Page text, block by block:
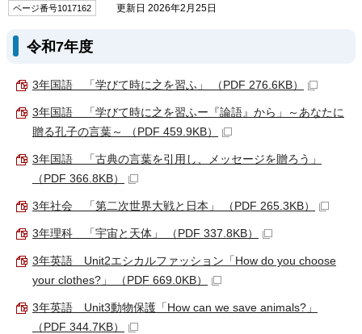
ページ番号1017162 更新日 2026年2月25日
令和7年度
3年国語 「学びて時に之を習ふ」 （PDF 276.6KB）
3年国語 「学びて時に之を習ふー『論語』から」～あなたに
贈る孔子の言葉～ （PDF 459.9KB）
3年国語 「古典の言葉を引用し、メッセージを贈ろう」
（PDF 366.8KB）
3年社会 「第二次世界大戦と日本」 （PDF 265.3KB）
3年理科 「宇宙と天体」 （PDF 337.8KB）
3年英語 Unit2エシカルファッション「How do you choose
your clothes?」 （PDF 669.0KB）
3年英語 Unit3動物保護「How can we save animals?」
（PDF 344.7KB）